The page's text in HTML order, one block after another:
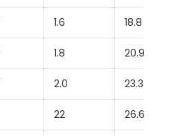
1.6 18.8
1.8 20.9
2.0 23.3
22 26.6